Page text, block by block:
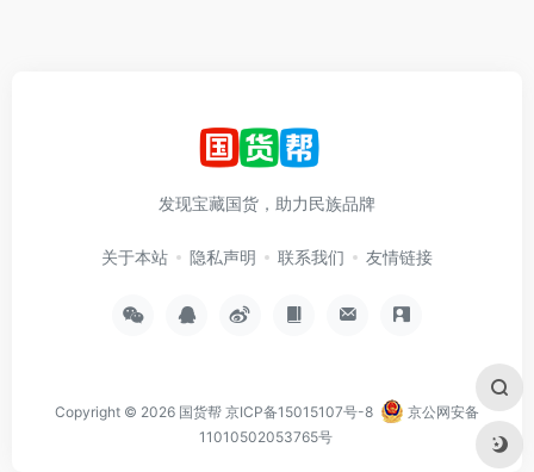
发现宝藏国货，助力民族品牌
关于本站 隐私声明 联系我们 友情链接
Copyright © 2026 国货帮 京ICP备15015107号-8
京公网安备
11010502053765号